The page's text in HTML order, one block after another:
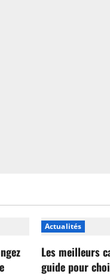
Actualités
Les meilleurs
guide pour